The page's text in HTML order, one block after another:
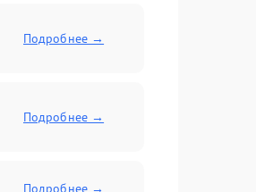
Подробнее →
Подробнее →
Подробнее →